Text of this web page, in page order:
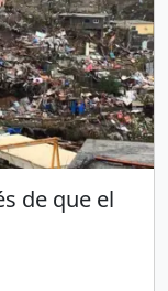
de que el